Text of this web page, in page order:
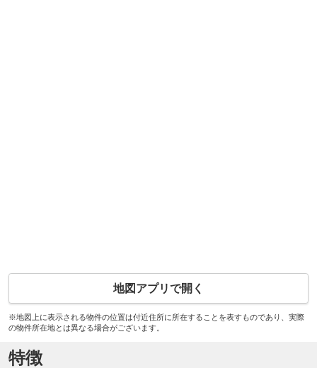
地図アプリで開く
※地図上に表示される物件の位置は付近住所に所在することを表すものであり、実際
の物件所在地とは異なる場合がございます。
特徴